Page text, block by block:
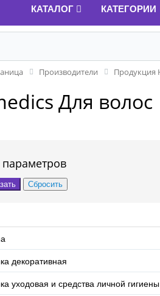
КАТАЛОГ КАТЕГОРИИ
Производители Продукция
Для волос
декоративная
уходовая и средства личной гигиены